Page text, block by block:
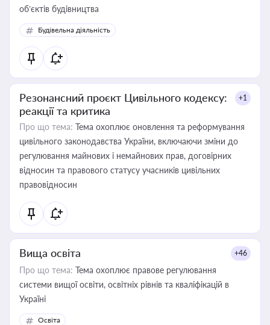
об’єктів будівництва
Будівельна діяльність
Резонансний проєкт Цивільного кодексу:
реакції та критика
+1
Про що тема: Тема охоплює оновлення та реформування
цивільного законодавства України, включаючи зміни до
регулювання майнових і немайнових прав, договірних
відносин та правового статусу учасників цивільних
правовідносин
Вища освіта +46
Про що тема: Тема охоплює правове регулювання
системи вищої освіти, освітніх рівнів та кваліфікацій в
Україні
Освіта